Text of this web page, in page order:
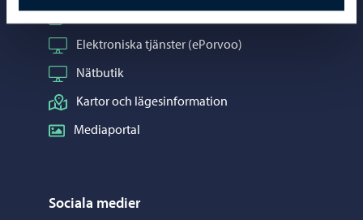
Kontaktuppgifter
Elektroniska tjänster (ePorvoo)
Nätbutik
Kartor och lägesinformation
Mediaportal
Sociala medier